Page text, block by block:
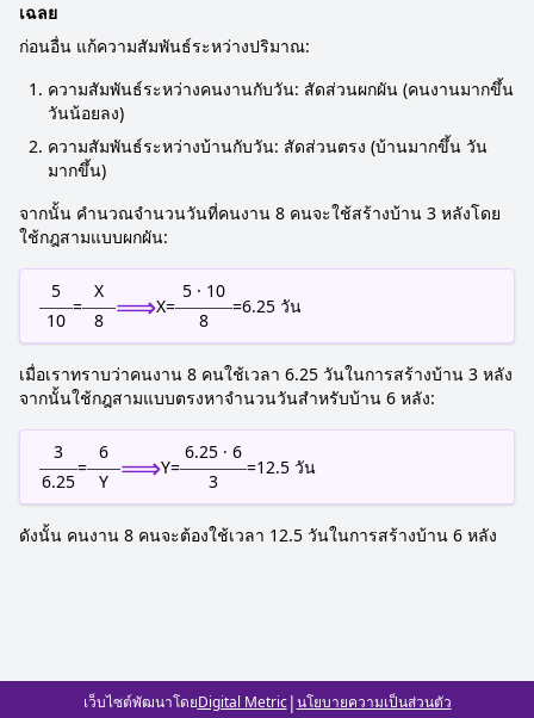
เฉลย
ก่อนอื่น แก้ความสัมพันธ์ระหว่างปริมาณ:
ความสัมพันธ์ระหว่างคนงานกับวัน: สัดส่วนผกผัน (คนงานมากขึ้น
วันน้อยลง)
ความสัมพันธ์ระหว่างบ้านกับวัน: สัดส่วนตรง (บ้านมากขึ้น วัน
มากขึ้น)
จากนั้น คำนวณจำนวนวันที่คนงาน 8 คนจะใช้สร้างบ้าน 3 หลังโดย
ใช้กฎสามแบบผกผัน:
5
10
=
X
8 ⟹X=
5 · 10
8
=6.25 วัน
เมื่อเราทราบว่าคนงาน 8 คนใช้เวลา 6.25 วันในการสร้างบ้าน 3 หลัง
จากนั้นใช้กฎสามแบบตรงหาจำนวนวันสำหรับบ้าน 6 หลัง:
3
6.25
=
6
Y ⟹Y=
6.25 · 6
3
=12.5 วัน
ดังนั้น คนงาน 8 คนจะต้องใช้เวลา 12.5 วันในการสร้างบ้าน 6 หลัง
เว็บไซต์พัฒนาโดยDigital Metric|นโยบายความเป็นส่วนตัว